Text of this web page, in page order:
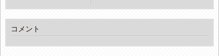
コメント